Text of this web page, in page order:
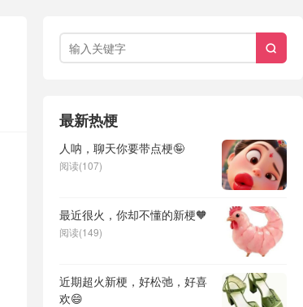

最新热梗
人呐，聊天你要带点梗🤪
阅读(107)
最近很火，你却不懂的新梗🧡
阅读(149)
近期超火新梗，好松弛，好喜
欢😄